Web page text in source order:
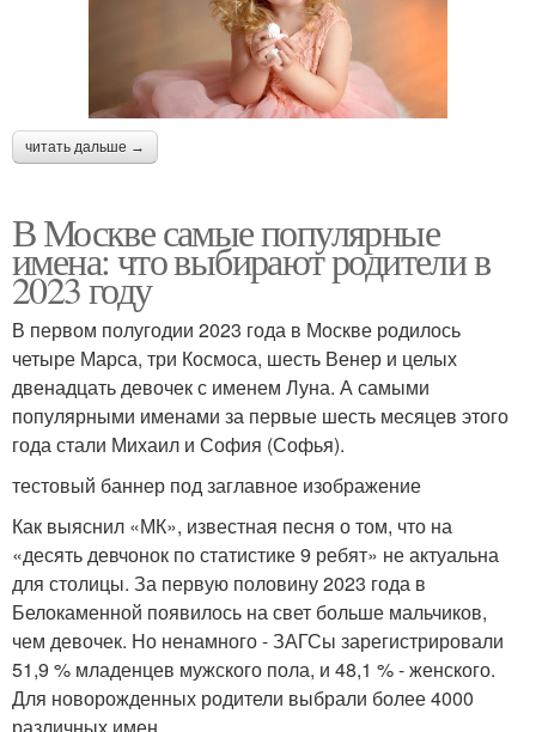
читать дальше →
В Москве самые популярные
имена: что выбирают родители в
2023 году
В первом полугодии 2023 года в Москве родилось
четыре Марса, три Космоса, шесть Венер и целых
двенадцать девочек с именем Луна. А самыми
популярными именами за первые шесть месяцев этого
года стали Михаил и София (Софья).
тестовый баннер под заглавное изображение
Как выяснил «МК», известная песня о том, что на
«десять девчонок по статистике 9 ребят» не актуальна
для столицы. За первую половину 2023 года в
Белокаменной появилось на свет больше мальчиков,
чем девочек. Но ненамного - ЗАГСы зарегистрировали
51,9 % младенцев мужского пола, и 48,1 % - женского.
Для новорожденных родители выбрали более 4000